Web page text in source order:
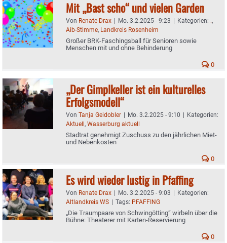
Mit „Bast scho“ und vielen Garden
Von Renate Drax | Mo. 3.2.2025 - 9:23 | Kategorien: .,
Aib-Stimme, Landkreis Rosenheim
Großer BRK-Faschingsball für Senioren sowie
Menschen mit und ohne Behinderung
0
„Der Gimplkeller ist ein kulturelles
Erfolgsmodell“
Von Tanja Geidobler | Mo. 3.2.2025 - 9:10 | Kategorien:
Aktuell, Wasserburg aktuell
Stadtrat genehmigt Zuschuss zu den jährlichen Miet-
und Nebenkosten
0
Es wird wieder lustig in Pfaffing
Von Renate Drax | Mo. 3.2.2025 - 9:03 | Kategorien:
Altlandkreis WS | Tags: PFAFFING
„Die Traumpaare von Schwingötting“ wirbeln über die
Bühne: Theaterer mit Karten-Reservierung
0